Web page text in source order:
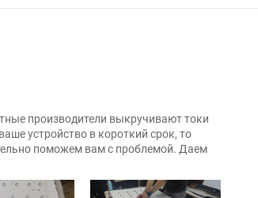
производители выкручивают токи
устройство в короткий срок, то
поможем вам с проблемой. Даем